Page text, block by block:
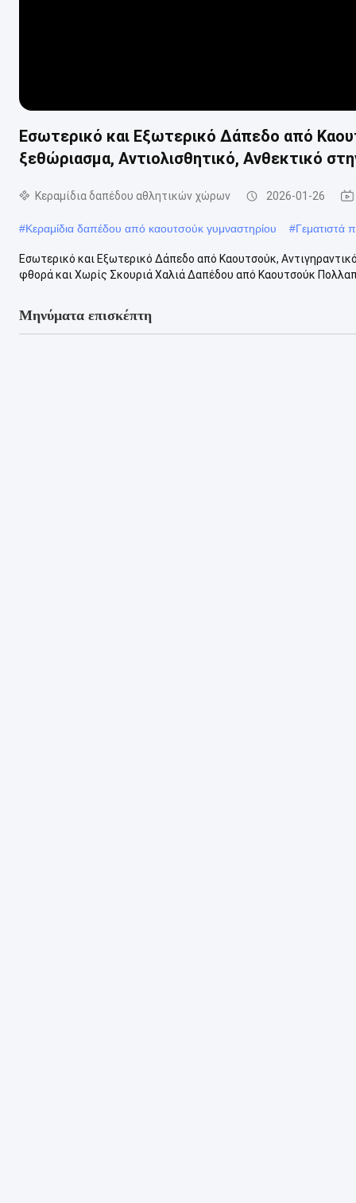
Εσωτερικό και Εξωτερικό Δάπεδο από
ξεθώριασμα, Αντιολισθητικό, Ανθεκτικό
Κεραμίδια δαπέδου αθλητικών χώρων 2026-01-26
#Κεραμίδια δαπέδου από καουτσούκ γυμναστηρίου #Γεματιστά
Εσωτερικό και Εξωτερικό Δάπεδο από Καουτσούκ,
φθορά και Χωρίς Σκουριά Χαλιά Δαπέδου από Καουτσούκ
Μηνύματα επισκέπτη